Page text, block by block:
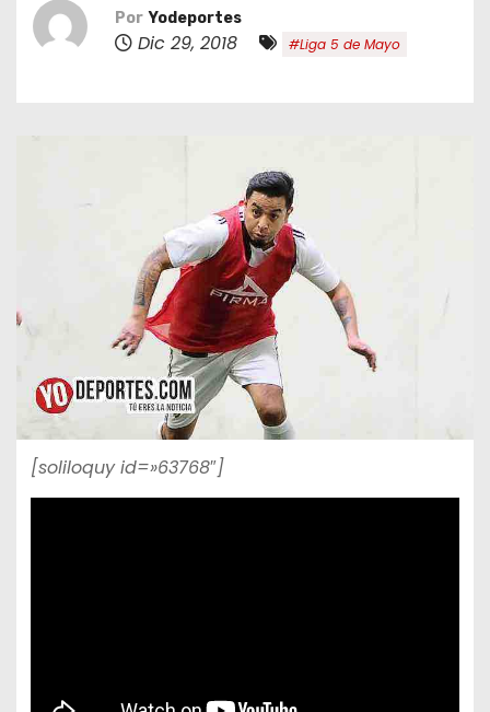
Por Yodeportes
Dic 29, 2018 #Liga 5 de Mayo
[soliloquy id=»63768″]